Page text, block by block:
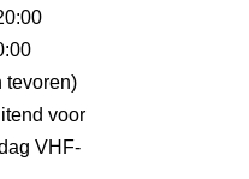
tevoren)
voor
VHF-